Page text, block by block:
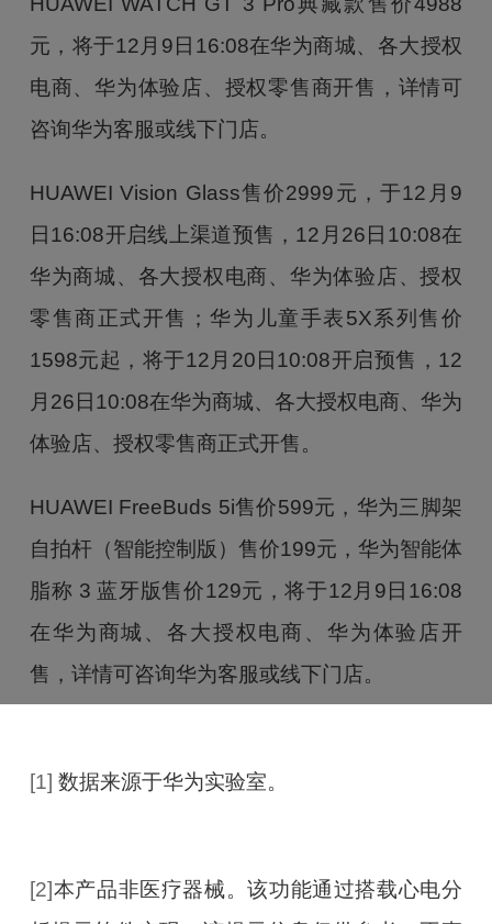
元，将于12月9日16:08在华为商城、各大授权
电商、华为体验店、授权零售商开售，详情可
咨询华为客服或线下门店。
HUAWEI Vision Glass售价2999元，于12月9
日16:08开启线上渠道预售，12月26日10:08在
华为商城、各大授权电商、华为体验店、授权
零售商正式开售；华为儿童手表5X系列售价
1598元起，将于12月20日10:08开启预售，12
月26日10:08在华为商城、各大授权电商、华为
体验店、授权零售商正式开售。
HUAWEI FreeBuds 5i售价599元，华为三脚架
自拍杆（智能控制版）售价199元，华为智能体
脂称 3 蓝牙版售价129元，将于12月9日16:08
在华为商城、各大授权电商、华为体验店开
售，详情可咨询华为客服或线下门店。
[1] 数据来源于华为实验室。
[2]本产品非医疗器械。该功能通过搭载心电分